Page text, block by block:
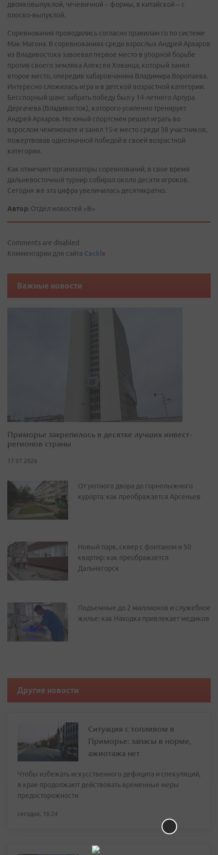
двояковыпуклой, чечевичной – формы, в китайской – с
плоско-выпуклой.
Соревнования проводились согласно правилам го по системе
Мак-Магона. В соревнованиях среди взрослых Андрей Архаров
из Владивостока завоевал первое место в упорной борьбе
против своего земляка Алексея Хованца, который занял
второе место, опередив хабаровчанина Владимира Воропаева.
Интересно сложилась игра и в детской возрастной категории.
Бесспорный шанс забрать победу был у 14-летнего Артура
Дергачева (Владивосток), которого усиленно тренирует
Андрей Архаров. Но юный спортсмен решил играть во
взрослом чемпионате и занял 15-е место среди 38 участников,
пожертвовав однозначной победой в своей возрастной
категории.
Как отмечают организаторы соревнований, в свое время
дальневосточный турнир собирал около десяти игроков.
Сегодня же эта цифра увеличилась десятикратно.
Автор: Отдел новостей «В»
Comments are disabled
Комментарии для сайта Cackle
Важные новости
Приморье закрепилось в десятке лучших инвест-
регионов страны
17.07.2026
От уютного двора до горнолыжного
курорта: как преображается Арсеньев
Новый парк, сквер с фонтаном и 50
квартир: как преображается
Дальнегорск
Подъемные до 2 миллионов и служебное
жилье: как Находка привлекает медиков
Другие новости
Ситуация с топливом в
Приморье: запасы в норме,
ажиотажа нет
Чтобы избежать искусственного дефицита и спекуляций,
в крае продолжают действовать временные меры
предосторожности
сегодня, 16:24